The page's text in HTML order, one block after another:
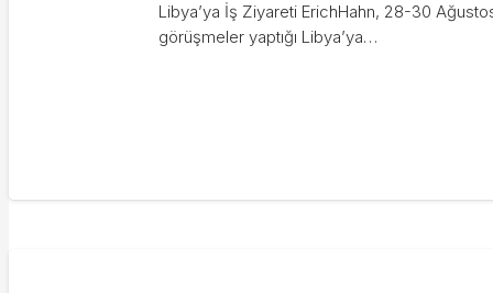
Libya’ya İş Ziyareti ErichHahn, 28-30
görüşmeler yaptığı Libya’ya…